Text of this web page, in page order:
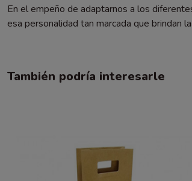
En el empeño de adaptarnos a los
esa personalidad tan marcada que brindan
También podría interesarle